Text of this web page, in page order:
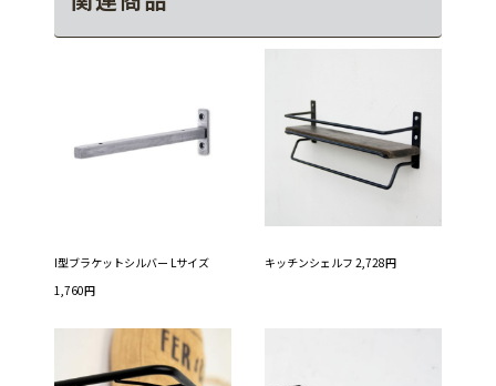
I型ブラケットシルバー Lサイズ
1,760円
キッチンシェルフ 2,728円